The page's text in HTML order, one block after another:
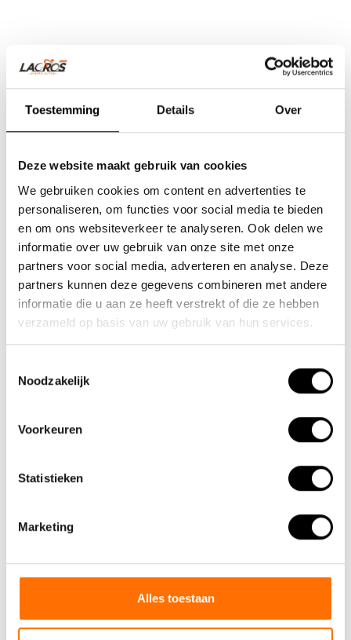
Toestemming Details Over
Deze website maakt gebruik van cookies
We gebruiken cookies om content en advertenties te
personaliseren, om functies voor social media te bieden
en om ons websiteverkeer te analyseren. Ook delen we
informatie over uw gebruik van onze site met onze
partners voor social media, adverteren en analyse. Deze
partners kunnen deze gegevens combineren met andere
informatie die u aan ze heeft verstrekt of die ze hebben
verzameld op basis van uw gebruik van hun services.
Noodzakelijk
Voorkeuren
Statistieken
Marketing
Alles toestaan
Team Lacros
Nieuwe Eerdsebaan 16, 5482 VS Schijndel Nederland
KvK-nr: 62140957
Btw-nr: NL854680950B01
(+31) 73 203 2487
(+31) 73 203 2487
sales@lacros.nl
Verkooppunten